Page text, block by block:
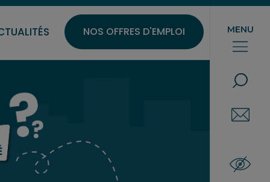
AUX ENTREPRISES
NOS OFFRES D'EMPLOI MENU
QUE